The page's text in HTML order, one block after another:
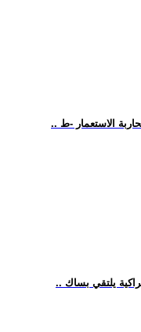
الاستعمار -ط
يلتقي بساك